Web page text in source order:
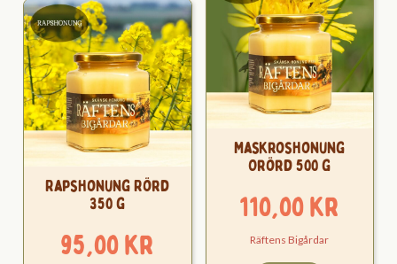
Maskroshonung
Orörd 500 g
110,00kr
Räftens Bigårdar
Rapshonung Rörd
350 g
95,00kr